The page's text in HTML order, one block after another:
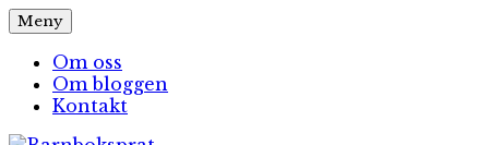
Hoppa
till
innehåll
Barnboksprat
– en blogg om barnböcker
Meny
Om oss
Om bloggen
Kontakt